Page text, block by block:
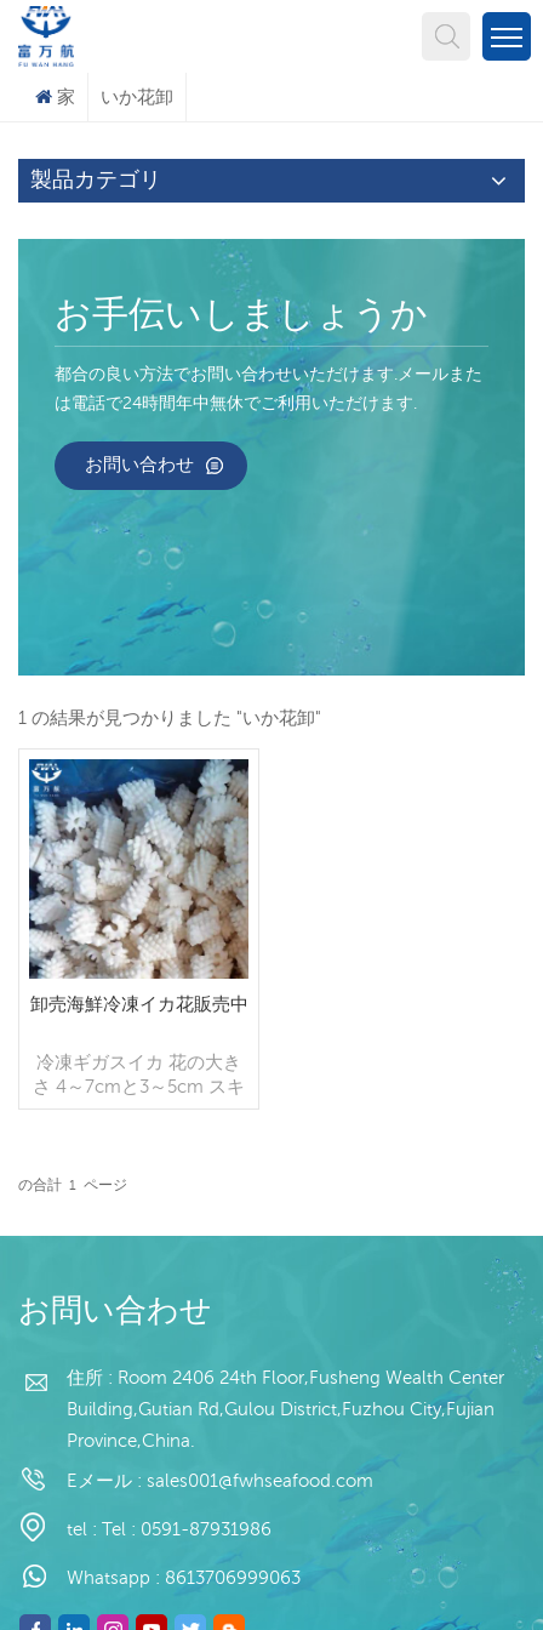
家 いか花卸
製品カテゴリ
お手伝いしましょうか
都合の良い方法でお問い合わせいただけます.メールまた
は電話で24時間年中無休でご利用いただけます.
お問い合わせ
1 の結果が見つかりました "いか花卸"
卸売海鮮冷凍イカ花販売中
冷凍ギガスイカ 花の大き
さ 4～7cmと3～5cm スキ
ンレス、洗浄済み、化学処
は顧客の要求に応じて行う
包 1kgライダーバッグ
バルクまたはパッキング
の合計 1 ページ
お問い合わせ
住所 : Room 2406 24th Floor,Fusheng Wealth Center
Building,Gutian Rd,Gulou District,Fuzhou City,Fujian
Province,China.
Eメール : sales001@fwhseafood.com
tel : Tel : 0591-87931986
Whatsapp : 8613706999063